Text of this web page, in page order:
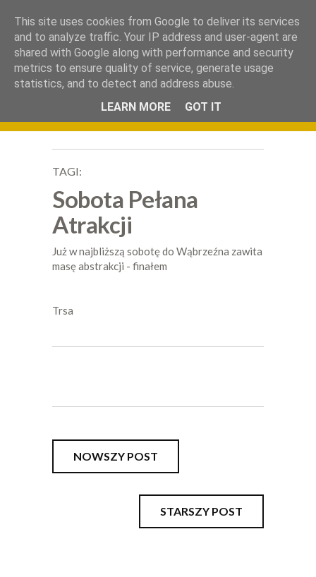
Okiem Obiektywu.
TAGI:
Sobota Pełana
Atrakcji
Już w najbliższą sobotę do Wąbrzeźna zawita
masę abstrakcji - finałem
Trsa
NOWSZY POST
STARSZY POST
This site uses cookies from Google to deliver its services
and to analyze traffic. Your IP address and user-agent are
shared with Google along with performance and security
metrics to ensure quality of service, generate usage
statistics, and to detect and address abuse.
LEARN MORE
GOT IT